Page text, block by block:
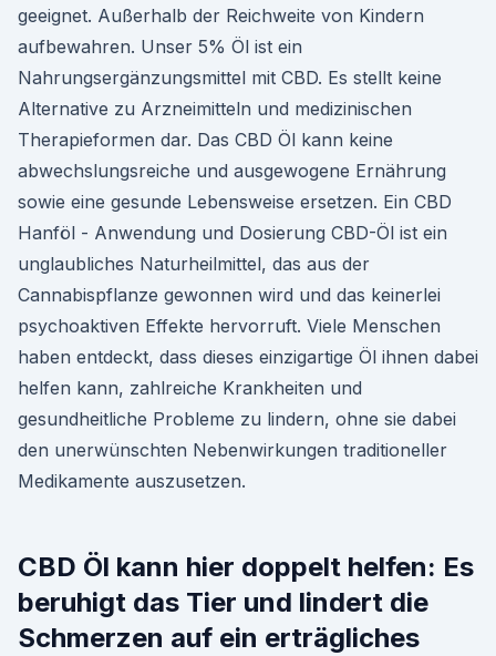
geeignet. Außerhalb der Reichweite von Kindern
aufbewahren. Unser 5% Öl ist ein
Nahrungsergänzungsmittel mit CBD. Es stellt keine
Alternative zu Arzneimitteln und medizinischen
Therapieformen dar. Das CBD Öl kann keine
abwechslungsreiche und ausgewogene Ernährung
sowie eine gesunde Lebensweise ersetzen. Ein CBD
Hanföl - Anwendung und Dosierung CBD-Öl ist ein
unglaubliches Naturheilmittel, das aus der
Cannabispflanze gewonnen wird und das keinerlei
psychoaktiven Effekte hervorruft. Viele Menschen
haben entdeckt, dass dieses einzigartige Öl ihnen dabei
helfen kann, zahlreiche Krankheiten und
gesundheitliche Probleme zu lindern, ohne sie dabei
den unerwünschten Nebenwirkungen traditioneller
Medikamente auszusetzen.
CBD Öl kann hier doppelt helfen: Es
beruhigt das Tier und lindert die
Schmerzen auf ein erträgliches